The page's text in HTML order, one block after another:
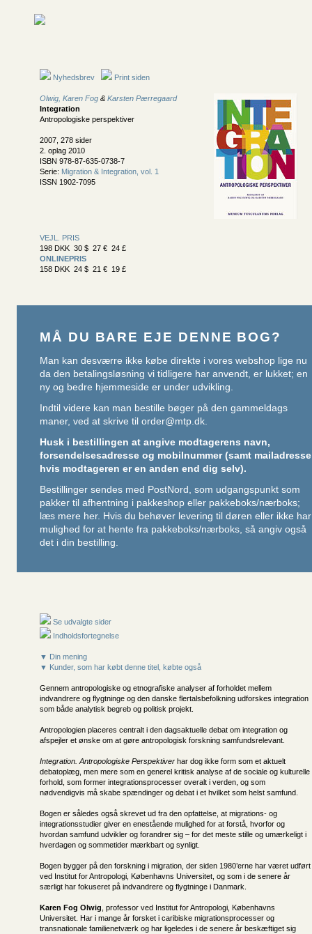
Nyhedsbrev Print siden
Olwig, Karen Fog & Karsten Pærregaard
Integration
Antropologiske perspektiver
2007, 278 sider
2. oplag 2010
ISBN 978-87-635-0738-7
Serie: Migration & Integration, vol. 1
ISSN 1902-7095
VEJL. PRIS
198 DKK 30 $ 27 € 24 £
ONLINEPRIS
158 DKK 24 $ 21 € 19 £
MÅ DU BARE EJE DENNE BOG?
Man kan desværre ikke købe direkte i vores webshop lige nu
da den betalingsløsning vi tidligere har anvendt, er lukket; en
ny og bedre hjemmeside er under udvikling.
Indtil videre kan man bestille bøger på den gammeldags
maner, ved at skrive til order@mtp.dk.
Husk i bestillingen at angive modtagerens navn,
forsendelsesadresse og mobilnummer (samt mailadresse
hvis modtageren er en anden end dig selv).
Bestillinger sendes med PostNord, som udgangspunkt som
pakker til afhentning i pakkeshop eller pakkeboks/nærboks;
læs mere her. Hvis du behøver levering til døren eller ikke har
mulighed for at hente fra pakkeboks/nærboks, så angiv også
det i din bestilling.
Se udvalgte sider
Indholdsfortegnelse
▼ Din mening
▼ Kunder, som har købt denne titel, købte også
Gennem antropologiske og etnografiske analyser af forholdet mellem
indvandrere og flygtninge og den danske flertalsbefolkning udforskes integration
som både analytisk begreb og politisk projekt.
Antropologien placeres centralt i den dagsaktuelle debat om integration og
afspejler et ønske om at gøre antropologisk forskning samfundsrelevant.
Integration. Antropologiske Perspektiver har dog ikke form som et aktuelt
debatoplæg, men mere som en generel kritisk analyse af de sociale og kulturelle
forhold, som former integrationsprocesser overalt i verden, og som
nødvendigvis må skabe spændinger og debat i et hvilket som helst samfund.
Bogen er således også skrevet ud fra den opfattelse, at migrations- og
integrationsstudier giver en enestående mulighed for at forstå, hvorfor og
hvordan samfund udvikler og forandrer sig – for det meste stille og umærkeligt i
hverdagen og sommetider mærkbart og synligt.
Bogen bygger på den forskning i migration, der siden 1980’erne har været udført
ved Institut for Antropologi, Københavns Universitet, og som i de senere år
særligt har fokuseret på indvandrere og flygtninge i Danmark.
Karen Fog Olwig , professor ved Institut for Antropologi, Københavns
Universitet. Har i mange år forsket i caribiske migrationsprocesser og
transnationale familienetværk og har ligeledes i de senere år beskæftiget sig